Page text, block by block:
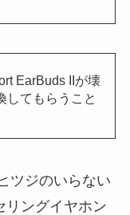
EarBuds IIが壊
してもらうこと
ツジのいらない
リングイヤホン